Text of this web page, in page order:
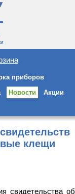
приборов
Новости Акции
клещи
свидетельства об